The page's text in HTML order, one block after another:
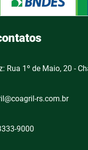
Rua 1º de Maio, 20 -
rs.com.br
9000